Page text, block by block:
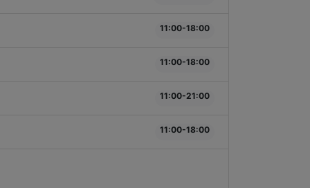
11:00-18:00
11:00-18:00
11:00-21:00
11:00-18:00